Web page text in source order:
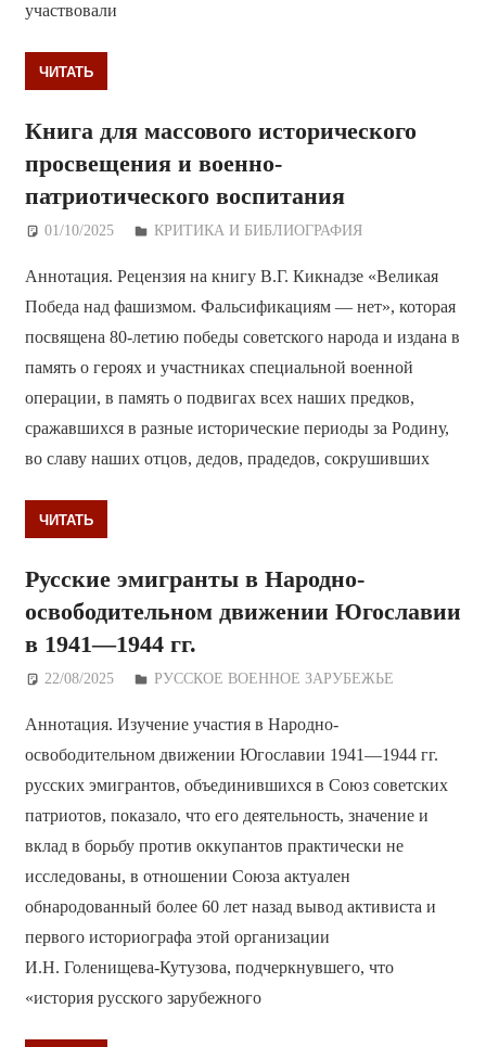
участвовали
ЧИТАТЬ
Книга для массового исторического
просвещения и военно-
патриотического воспитания
01/10/2025 Дежурный по Редакции
КРИТИКА И БИБЛИОГРАФИЯ
Аннотация. Рецензия на книгу В.Г. Кикнадзе «Великая
Победа над фашизмом. Фальсификациям — нет», которая
посвящена 80-летию победы советского народа и издана в
память о героях и участниках специальной военной
операции, в память о подвигах всех наших предков,
сражавшихся в разные исторические периоды за Родину,
во славу наших отцов, дедов, прадедов, сокрушивших
ЧИТАТЬ
Русские эмигранты в Народно-
освободительном движении Югославии
в 1941—1944 гг.
22/08/2025 Дежурный по Редакции
РУССКОЕ ВОЕННОЕ ЗАРУБЕЖЬЕ
Аннотация. Изучение участия в Народно-
освободительном движении Югославии 1941—1944 гг.
русских эмигрантов, объединившихся в Союз советских
патриотов, показало, что его деятельность, значение и
вклад в борьбу против оккупантов практически не
исследованы, в отношении Союза актуален
обнародованный более 60 лет назад вывод активиста и
первого историографа этой организации
И.Н. Голенищева-Кутузова, подчеркнувшего, что
«история русского зарубежного